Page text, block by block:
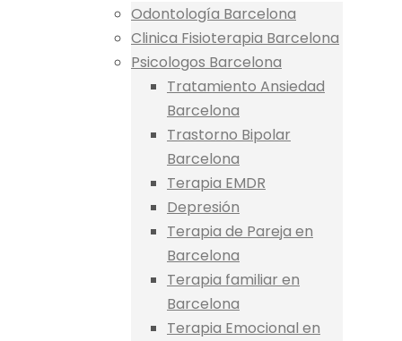
Odontología Barcelona
Clinica Fisioterapia Barcelona
Psicologos Barcelona
Tratamiento Ansiedad
Barcelona
Trastorno Bipolar
Barcelona
Terapia EMDR
Depresión
Terapia de Pareja en
Barcelona
Terapia familiar en
Barcelona
Terapia Emocional en